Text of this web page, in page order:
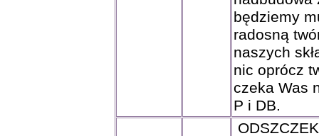
będziemy
radosną
naszych
nic oprócz
czeka Was
P i DB.